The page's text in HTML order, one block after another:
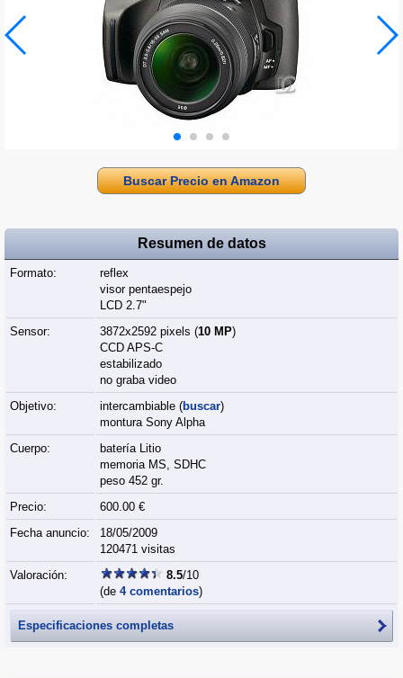
Buscar Precio en Amazon
Resumen de datos
Formato:
reflex
visor pentaespejo
LCD 2.7"
Sensor:
3872x2592 pixels (10 MP)
CCD APS-C
estabilizado
no graba video
Objetivo:
intercambiable (buscar)
montura Sony Alpha
Cuerpo:
batería Litio
memoria MS, SDHC
peso 452 gr.
Precio:
600.00 €
Fecha anuncio:
18/05/2009
120471 visitas
Valoración:
8.5/10
(de 4 comentarios)
Especificaciones completas